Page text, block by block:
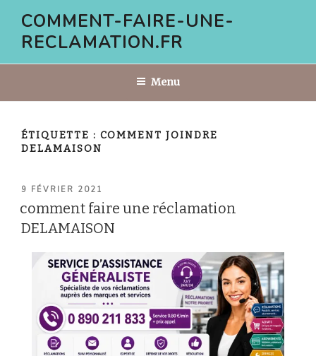
contenu
COMMENT-FAIRE-UNE-
RECLAMATION.FR
Menu
ÉTIQUETTE : COMMENT JOINDRE
DELAMAISON
PUBLIÉ
9 FÉVRIER 2021
comment faire une réclamation
DELAMAISON